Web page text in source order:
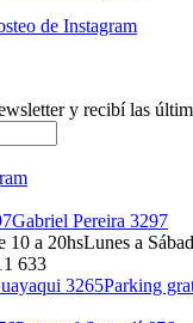
y recibí las
Gabriel Pereira 3297
Lunes a
633
Parking